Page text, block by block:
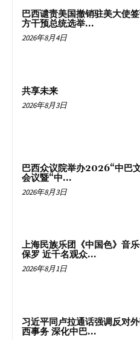
巴西谴责美国撤销驻美大使
方干预总统选举...
2026年8月4日
共享未来
2026年8月3日
巴西众议院举办2026“中巴
会议暨“中...
2026年8月3日
上海民族乐团《中国色》音
保罗 近千名观众...
2026年8月1日
习近平同卢拉通话强调反对
西事务 深化中巴...